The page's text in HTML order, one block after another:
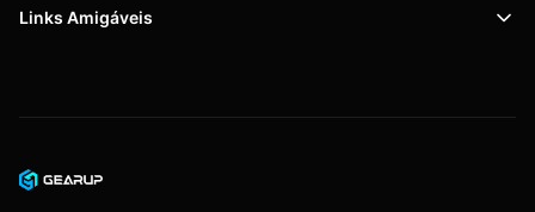
Suporte
Acordo do Usuário
Links Amigáveis